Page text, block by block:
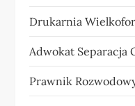
Drukarnia
Adwokat Separacja
Prawnik